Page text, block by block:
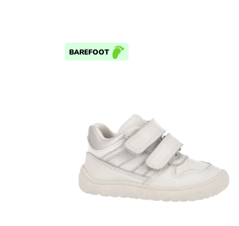
BAREFOOT